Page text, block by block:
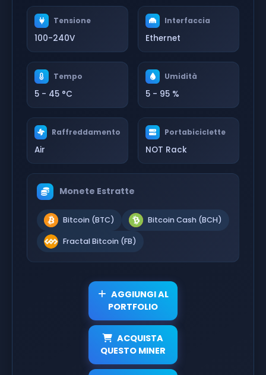
Tensione
100-240V
Interfaccia
Ethernet
Tempo
5 - 45 °C
Umidità
5 - 95 %
Raffreddamento
Air
Portabiciclette
NOT Rack
Monete Estratte
Bitcoin (BTC) Bitcoin Cash (BCH)
Fractal Bitcoin (FB)
AGGIUNGI AL
PORTFOLIO
ACQUISTA
QUESTO MINER